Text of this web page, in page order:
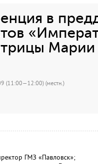
в
(11:00—12:00) (местн.)
ГМЗ «Павловск»;